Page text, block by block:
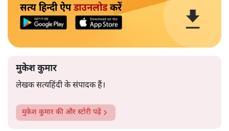
सत्य हिन्दी ऐपडाउनलोडकरें
मुकेश कुमार
लेखक सत्यहिंदी के संपादक हैं।
मुकेश कुमार की और स्टोरी पढ़ें